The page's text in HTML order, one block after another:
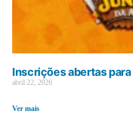
Inscrições abertas
abril 22, 2026
Ver mais